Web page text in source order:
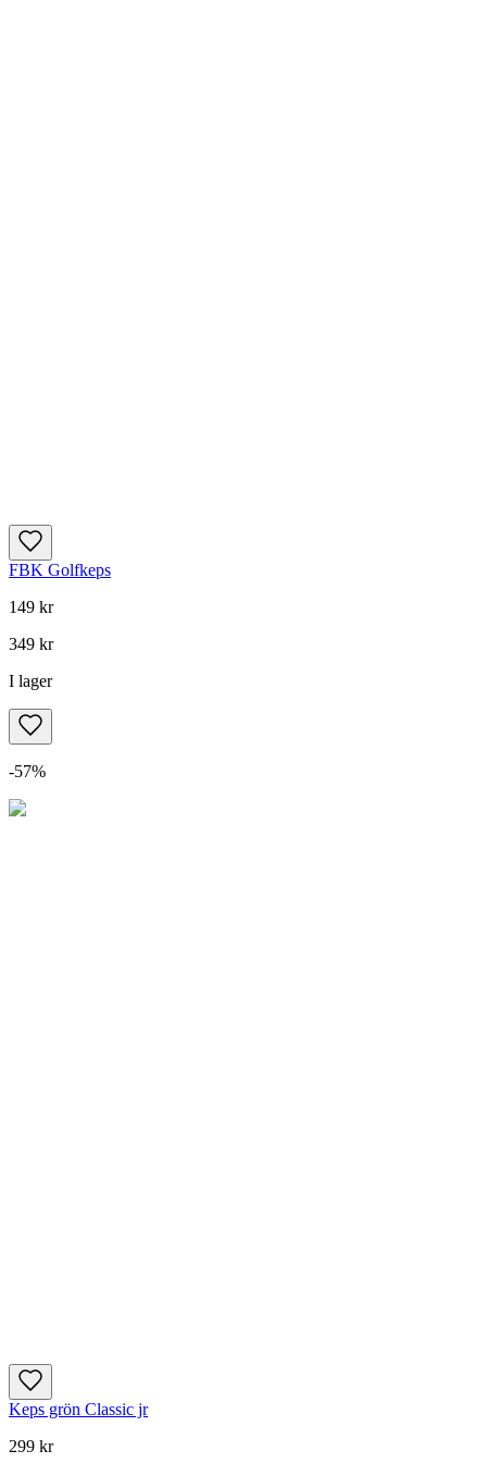
FBK Golfkeps
149 kr
349 kr
I lager
-57%
Keps grön Classic jr
299 kr